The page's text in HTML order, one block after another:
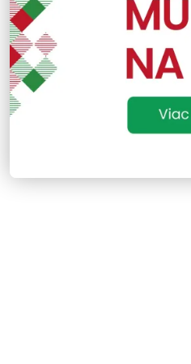
Vysoký výkon– rýchle
Ideálna na pizzu aj
Intuitívne ovládanie–